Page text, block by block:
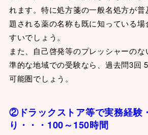
れます。特に処方箋の一般名処方が普
題される薬の名称も既に知っている
すいでしょう。
また、自己啓発等のプレッシャーの
準的な地域での受験なら、過去問3回
可能圏でしょう。
②ドラックストア等で実務経験
り・・・100～150時間